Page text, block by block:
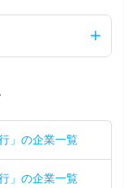
行」の企業一覧
行」の企業一覧